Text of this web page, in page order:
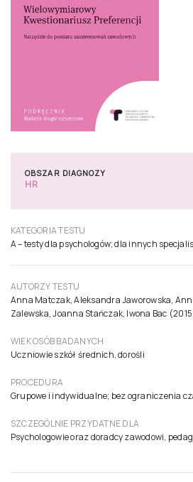
OBSZAR DIAGNOZY
HR
KATEGORIA TESTU
A – testy dla psychologów; dla innych
AUTORZY TESTU
Anna Matczak, Aleksandra Jaworowska,
Zalewska, Joanna Stańczak, Iwona Bac
WIEK OSÓB BADANYCH
Uczniowie szkół średnich, dorośli
PROCEDURA
Grupowe i indywidualne; bez ograniczenia
SZCZEGÓLNIE PRZYDATNE DLA
Psychologowie oraz doradcy zawodowi,